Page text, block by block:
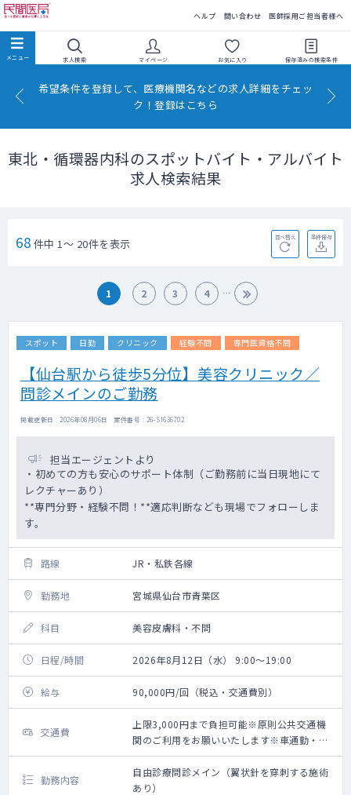
ヘルプ 問い合わせ 医師採用ご担当者様へ
求人検索 マイページ お気に入り 保存済みの検索条件
希望条件を登録して、医療機関名などの求人詳細をチェッ
ク！登録はこちら
東北・循環器内科のスポットバイト・アルバイト
求人検索結果
68 件中 1～ 20件を表示 並べ替え 条件保存
1 2 3 4
スポット 日勤 クリニック 経験不問 専門医資格不問
【仙台駅から徒歩5分位】美容クリニック／
問診メインのご勤務
掲載更新日 : 2026年08月06日 案件番号 : 26-SI636702
担当エージェントより
・初めての方も安心のサポート体制（ご勤務前に当日現地にて
レクチャーあり）
**専門分野・経験不問！**適応判断なども現場でフォローしま
す。
路線 JR・私鉄各線
勤務地 宮城県仙台市青葉区
科目 美容皮膚科・不問
日程/時間 2026年8月12日（水） 9:00～19:00
給与 90,000円/回（税込・交通費別）
交通費
上限3,000円まで負担可能※原則公共交通機
関のご利用をお願いいたします※車通勤・タ
クシー利用要相談
勤務内容
自由診療問診メイン（翼状針を穿刺する施術
あり）